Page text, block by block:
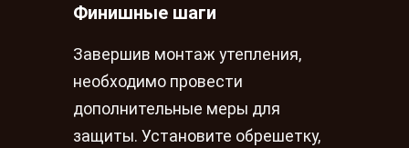
Финишные шаги
Завершив монтаж утепления,
необходимо провести
дополнительные меры для
защиты. Установите обрешетку,